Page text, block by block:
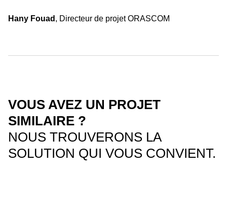
Hany Fouad , Directeur de projet ORASCOM
VOUS AVEZ UN PROJET
SIMILAIRE ?
NOUS TROUVERONS LA
SOLUTION QUI VOUS CONVIENT.